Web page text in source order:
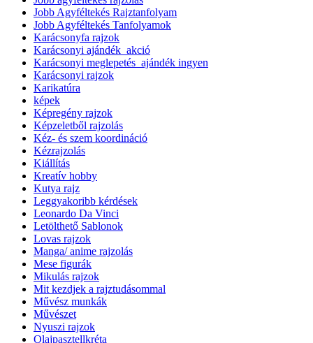
Jobb Agyféltekés Rajztanfolyam
Jobb Agyféltekés Tanfolyamok
Karácsonyfa rajzok
Karácsonyi ajándék_akció
Karácsonyi meglepetés_ajándék ingyen
Karácsonyi rajzok
Karikatúra
képek
Képregény rajzok
Képzeletből rajzolás
Kéz- és szem koordináció
Kézrajzolás
Kiállítás
Kreatív hobby
Kutya rajz
Leggyakoribb kérdések
Leonardo Da Vinci
Letölthető Sablonok
Lovas rajzok
Manga/ anime rajzolás
Mese figurák
Mikulás rajzok
Mit kezdjek a rajztudásommal
Művész munkák
Művészet
Nyuszi rajzok
Olajpasztellkréta